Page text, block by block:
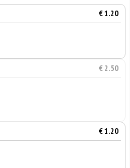
€ 1.20
€ 2.50
€ 1.20